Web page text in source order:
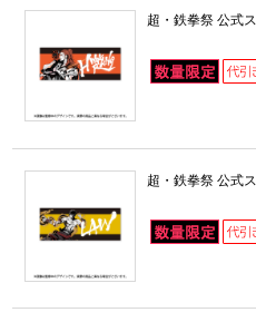
超・鉄拳祭 公式
超・鉄拳祭 公式